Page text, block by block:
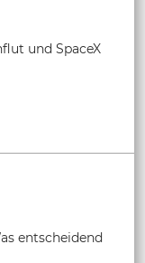
und SpaceX
entscheidend